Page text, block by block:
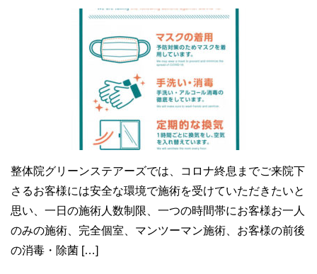
整体院グリーンステアーズでは、コロナ終息までご来院下
さるお客様には安全な環境で施術を受けていただきたいと
思い、一日の施術人数制限、一つの時間帯にお客様お一人
のみの施術、完全個室、マンツーマン施術、お客様の前後
の消毒・除菌 […]